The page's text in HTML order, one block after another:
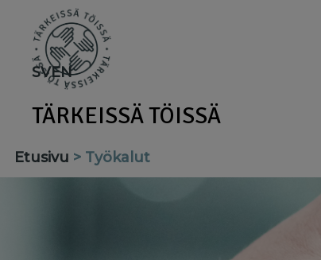
main
content
SVEN
TÄRKEISSÄ TÖISSÄ
Etusivu Työkalut